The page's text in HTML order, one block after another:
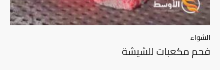
الشواء
فحم مكعبات للشيشة